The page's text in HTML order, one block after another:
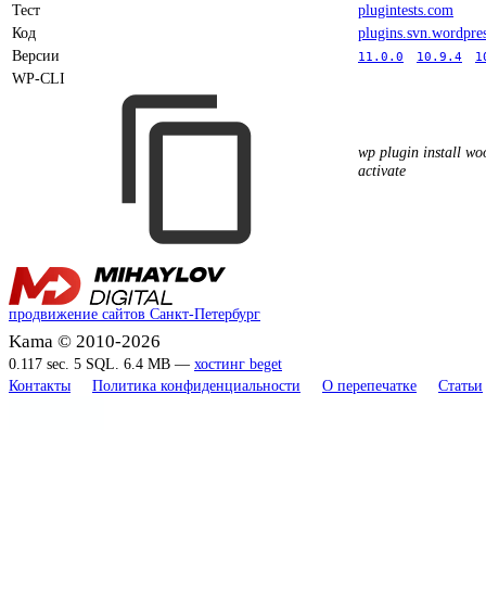
Тест
plugintests.com
Код
Версии
11.0.0 10.9.4
WP-CLI
wp plugin install
activate
продвижение сайтов Санкт-Петербург
Kama © 2010-2026
0.117 sec. 5 SQL. 6.4 MB — хостинг beget
Контакты
Политика конфиденциальности О перепечатке Статьи